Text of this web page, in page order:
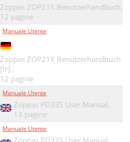
Zoppas ZOP21X Benutzerhandbuch,
12 pagine
Manuale Utente
Zoppas ZOP21X Benutzerhandbuch
[tr] ,
12 pagine
Manuale Utente
Zoppas PD33S User Manual,
13 pagine
Manuale Utente
Zoppas PD33S User Manual,